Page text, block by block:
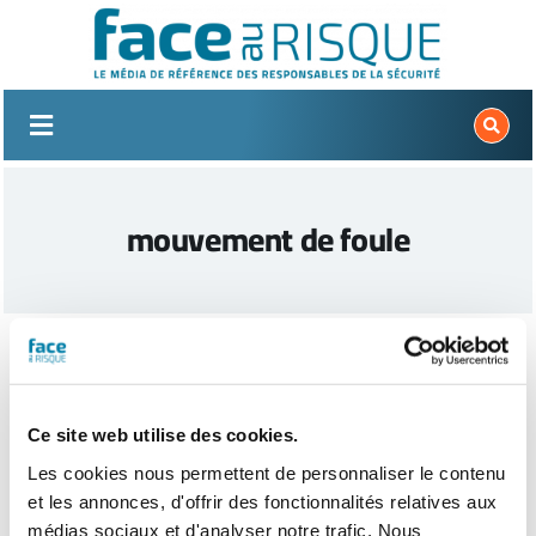
Ce site web utilise des cookies.
Les cookies nous permettent de personnaliser le contenu
et les annonces, d'offrir des fonctionnalités relatives aux
médias sociaux et d'analyser notre trafic. Nous
mouvement de foule